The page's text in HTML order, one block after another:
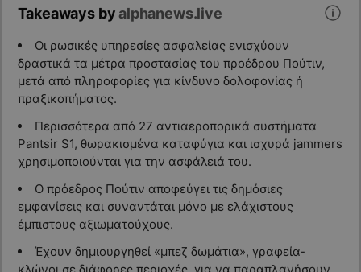
Takeaways byalphanews.live
Οι ρωσικές υπηρεσίες ασφαλείας ενισχύουν
δραστικά τα μέτρα προστασίας του προέδρου Πούτιν,
μετά από πληροφορίες για κίνδυνο δολοφονίας ή
πραξικοπήματος.
Περισσότερα από 27 αντιαεροπορικά συστήματα
Pantsir S1, θωρακισμένα καταφύγια και ισχυρά jammers
χρησιμοποιούνται για την ασφάλειά του.
Ο πρόεδρος Πούτιν αποφεύγει τις δημόσιες
εμφανίσεις και συναντάται μόνο με ελάχιστους
έμπιστους αξιωματούχους.
Έχουν δημιουργηθεί «μπεζ δωμάτια», γραφεία-